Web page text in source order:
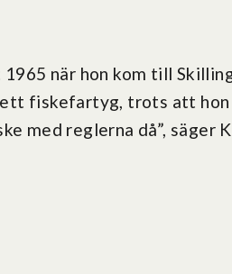
när hon kom till
ett fiskefartyg, trots att
med reglerna då”, säger